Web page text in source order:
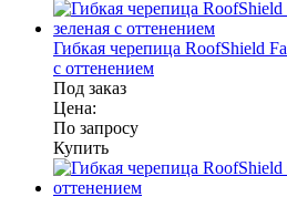
Гибкая черепица RoofShield
с оттенением
Под заказ
Цена:
По запросу
Купить